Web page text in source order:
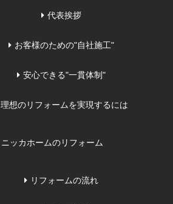
代表挨拶
お客様のための"自社施工"
安心できる"一貫体制"
理想のリフォームを実現するには
ニッカホームのリフォーム
リフォームの流れ